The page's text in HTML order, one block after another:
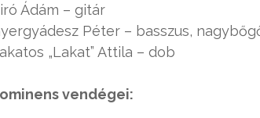
Ádám – gitár
Péter – basszus,
„Lakat” Attila – dob
vendégei: